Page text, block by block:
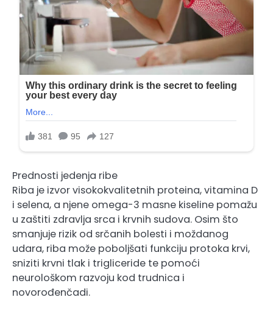
Prednosti jedenja ribe
Riba je izvor visokokvalitetnih proteina, vitamina D
i selena, a njene omega-3 masne kiseline pomažu
u zaštiti zdravlja srca i krvnih sudova. Osim što
smanjuje rizik od srčanih bolesti i moždanog
udara, riba može poboljšati funkciju protoka krvi,
sniziti krvni tlak i trigliceride te pomoći
neurološkom razvoju kod trudnica i
novorođenčadi.